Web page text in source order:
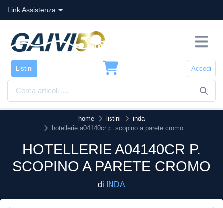
Link Assistenza
Listini Accedi
home listini
inda
hotellerie a04140cr p. scopino a parete cromo
HOTELLERIE A04140CR P.
SCOPINO A PARETE CROMO
di INDA